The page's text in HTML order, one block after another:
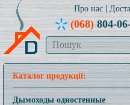
Про нас
(068)804-
Каталог продукції:
Дымоходы одностенные